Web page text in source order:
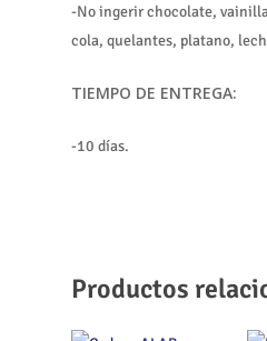
-No ingerir chocolate,
cola, quelantes, platano,
TIEMPO DE ENTREGA:
-10 días.
Productos